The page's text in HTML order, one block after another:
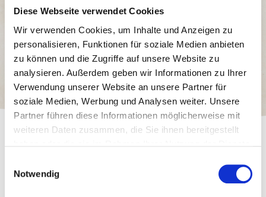
Diese Webseite verwendet Cookies
Wir verwenden Cookies, um Inhalte und Anzeigen zu
personalisieren, Funktionen für soziale Medien anbieten
zu können und die Zugriffe auf unsere Website zu
analysieren. Außerdem geben wir Informationen zu Ihrer
Verwendung unserer Website an unsere Partner für
soziale Medien, Werbung und Analysen weiter. Unsere
Partner führen diese Informationen möglicherweise mit
weiteren Daten zusammen, die Sie ihnen bereitgestellt
Notwendig
oder Cognac, sowie zum Füllen der Früchte in Zwetschgen-
und Marillenknödel. In jeder Verwendung Würfel für Würfel
wohl portionierter Genuss – egal ob in der 500-g-Box oder in
der 1000-g-Vorratspackung.